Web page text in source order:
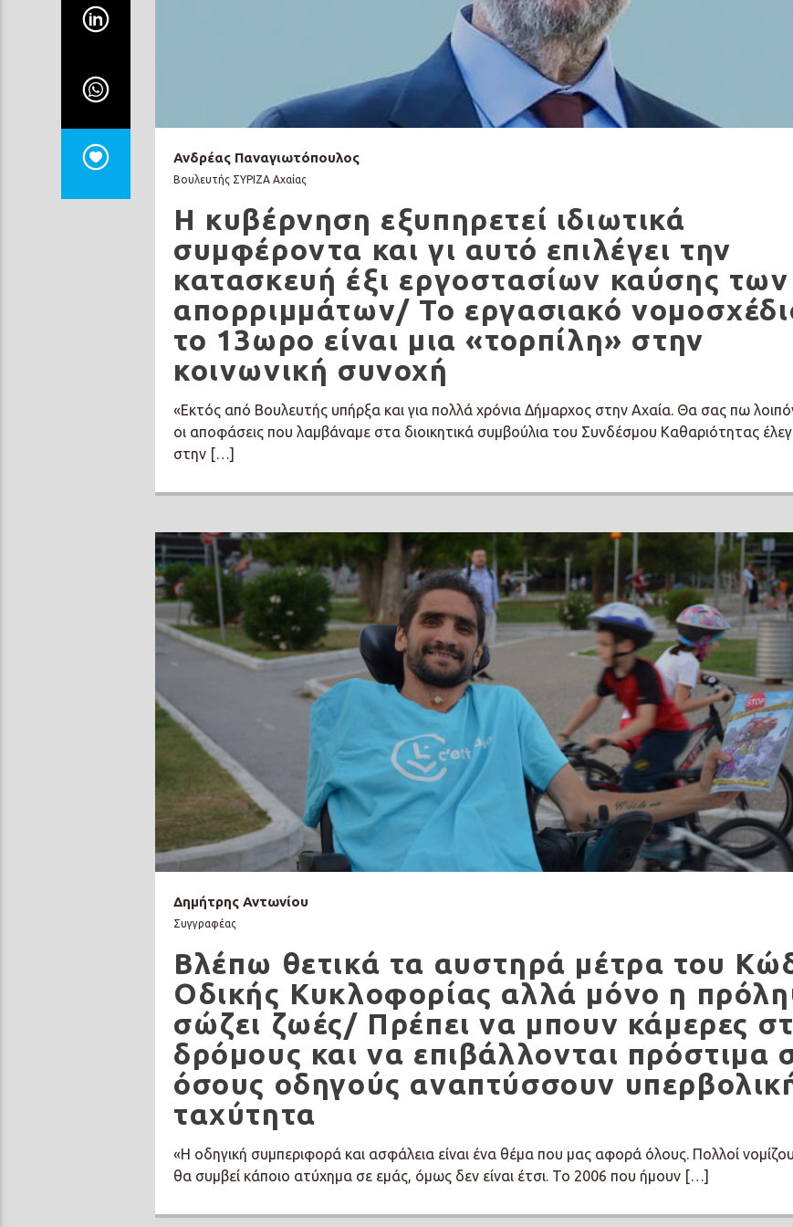
Ανδρέας Παναγιωτόπουλος
Βουλευτής ΣΥΡΙΖΑ Αχαίας
Η κυβέρνηση εξυπηρετεί ιδιωτικά
συμφέροντα και γι αυτό επιλέγει την
κατασκευή έξι εργοστασίων καύσης των
απορριμμάτων/ Το εργασιακό
το 13ωρο είναι μια «τορπίλη» στην
κοινωνική συνοχή
«Εκτός από Βουλευτής υπήρξα και για πολλά χρόνια Δήμαρχος στην Αχαία. Θα σας πω
οι αποφάσεις που λαμβάναμε στα διοικητικά συμβούλια του Συνδέσμου Καθαριότητας
στην […]
Δημήτρης Αντωνίου
Συγγραφέας
Βλέπω θετικά τα αυστηρά μέτρα του
Οδικής Κυκλοφορίας αλλά μόνο η
σώζει ζωές/ Πρέπει να μπουν κάμερες
δρόμους και να επιβάλλονται πρόστιμα
όσους οδηγούς αναπτύσσουν
ταχύτητα
«Η οδηγική συμπεριφορά και ασφάλεια είναι ένα θέμα που μας αφορά όλους. Πολλοί
θα συμβεί κάποιο ατύχημα σε εμάς, όμως δεν είναι έτσι. Το 2006 που ήμουν […]